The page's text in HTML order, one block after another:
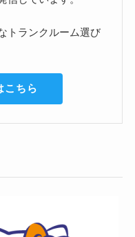
トランクルーム選び
こちら